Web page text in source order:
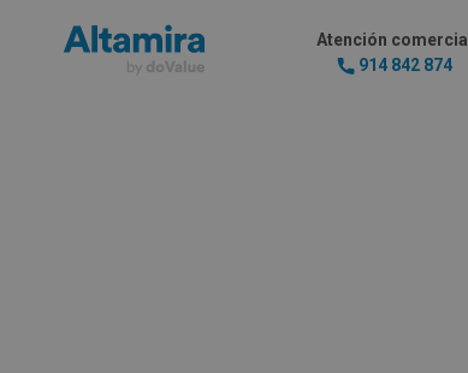
Atención comercial
914 842 874